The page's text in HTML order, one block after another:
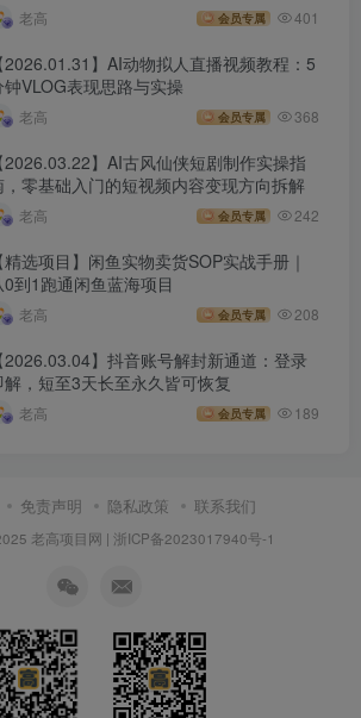
老高 会员专属 401
【2026.01.31】AI动物拟人直播视频教程：5
钟VLOG表现思路与实操
老高 会员专属 368
【2026.03.22】AI古风仙侠短剧制作实操指
，零基础入门的短视频内容变现方向拆解
老高 会员专属 242
【精选项目】闲鱼实物卖货SOP实战手册｜
0到1跑通闲鱼蓝海项目
老高 会员专属 208
【2026.03.04】抖音账号解封新通道：登录
解，短至3天长至永久皆可恢复
老高 会员专属 189
免责声明 隐私政策 联系我们
老高项目网 | 浙ICP备2023017940号-1